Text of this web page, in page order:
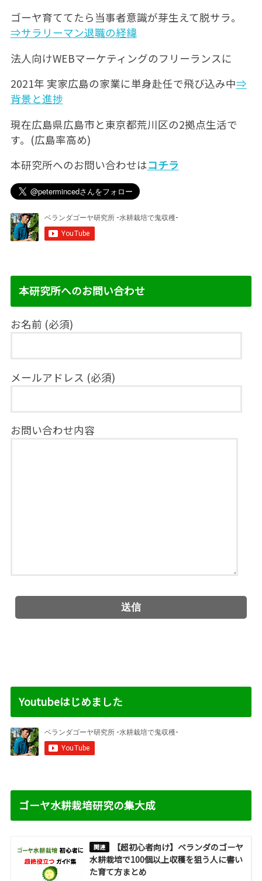
ゴーヤ育ててたら当事者意識が芽生えて脱サラ。
⇒サラリーマン退職の経緯
法人向けWEBマーケティングのフリーランスに
2021年 実家広島の家業に単身赴任で飛び込み中⇒
背景と進捗
現在広島県広島市と東京都荒川区の2拠点生活で
す。(広島率高め)
本研究所へのお問い合わせはコチラ
本研究所へのお問い合わせ
お名前 (必須)
メールアドレス (必須)
お問い合わせ内容
Youtubeはじめました
ゴーヤ水耕栽培研究の集大成
【超初心者向け】ベランダのゴーヤ
水耕栽培で100個以上収穫を狙う人に書い
た育て方まとめ